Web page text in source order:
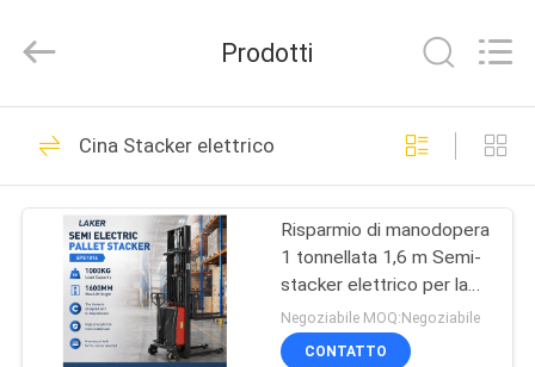
CASA
PRODOTTI
SIAMO
LAKER
AUTOPARTS
Rights
Parti della batteria
del carrello
elevatore
133
Prodotti
Cina Stacker elettrico
Risparmio di manodopera
1 tonnellata 1,6 m Semi-
stacker elettrico per la
movimentazione dei
pallet in magazzino
Negoziabile MOQ:Negoziabile
CONTATTO